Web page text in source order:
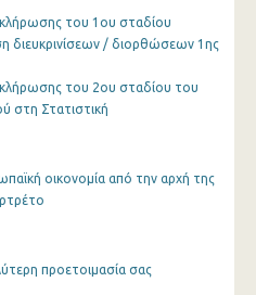
του 1ου σταδίου
διευκρινίσεων / διορθώσεων 1ης
του 2ου σταδίου του
στη Στατιστική
οικονομία από την αρχή της
προετοιμασία σας